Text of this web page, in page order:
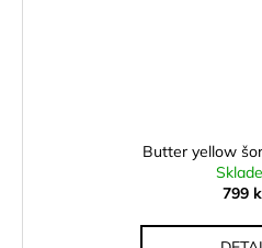
Butter yellow
799